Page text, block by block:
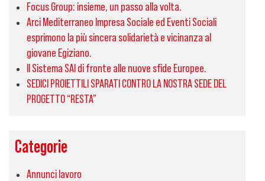
Focus Group: insieme, un passo alla volta.
Arci Mediterraneo Impresa Sociale ed Eventi Sociali
esprimono la più sincera solidarietà e vicinanza al
giovane Egiziano.
Il Sistema SAI di fronte alle nuove sfide Europee.
SEDICI PROIETTILI SPARATI CONTRO LA NOSTRA SEDE DEL
PROGETTO “RESTA”
Categorie
Annunci lavoro